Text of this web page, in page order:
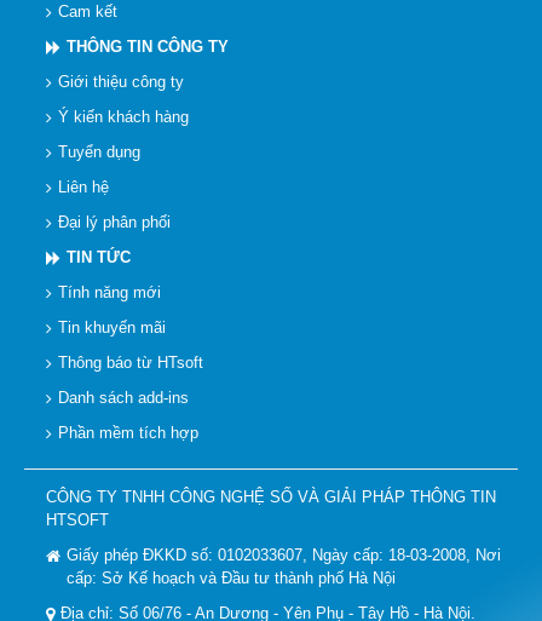
Cam kết
THÔNG TIN CÔNG TY
Giới thiệu công ty
Ý kiến khách hàng
Tuyển dụng
Liên hệ
Đại lý phân phối
TIN TỨC
Tính năng mới
Tin khuyến mãi
Thông báo từ HTsoft
Danh sách add-ins
Phần mềm tích hợp
CÔNG TY TNHH CÔNG NGHỆ SỐ VÀ GIẢI PHÁP THÔNG TIN
HTSOFT
Giấy phép ĐKKD số: 0102033607, Ngày cấp: 18-03-2008, Nơi
cấp: Sở Kế hoạch và Đầu tư thành phố Hà Nội
Địa chỉ: Số 06/76 - An Dương - Yên Phụ - Tây Hồ - Hà Nội.